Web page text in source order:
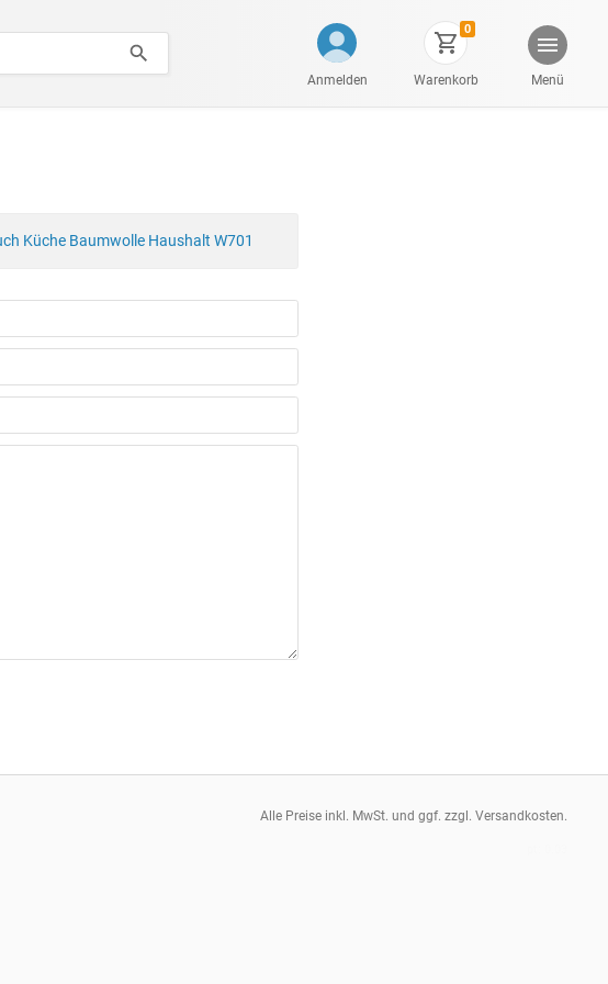
Anmelden
0
Warenkorb Menü
Küche Baumwolle Haushalt W701
Alle Preise inkl. MwSt. und ggf. zzgl. Versandkosten.